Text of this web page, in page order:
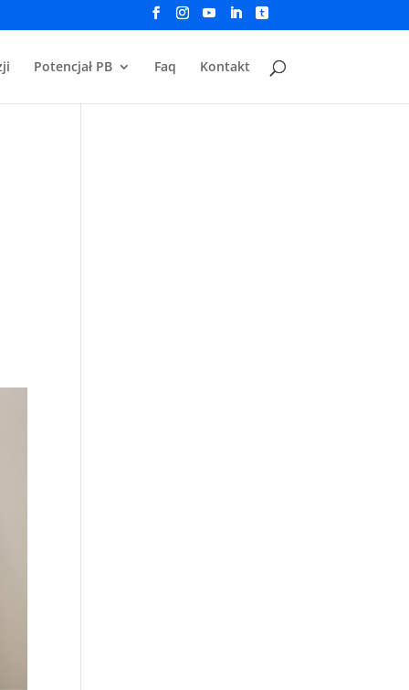
Potencjał PB Faq Kontakt